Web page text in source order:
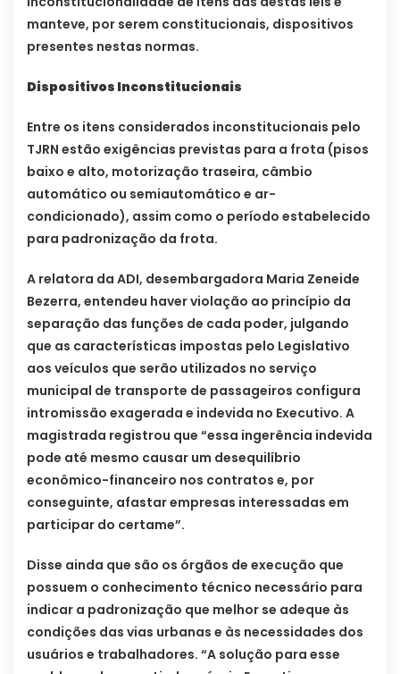
manteve, por serem constitucionais, dispositivos
presentes nestas normas.
Dispositivos Inconstitucionais
Entre os itens considerados inconstitucionais pelo
TJRN estão exigências previstas para a frota (pisos
baixo e alto, motorização traseira, câmbio
automático ou semiautomático e ar-
condicionado), assim como o período estabelecido
para padronização da frota.
A relatora da ADI, desembargadora Maria Zeneide
Bezerra, entendeu haver violação ao princípio da
separação das funções de cada poder, julgando
que as características impostas pelo Legislativo
aos veículos que serão utilizados no serviço
municipal de transporte de passageiros configura
intromissão exagerada e indevida no Executivo. A
magistrada registrou que “essa ingerência indevida
pode até mesmo causar um desequilíbrio
econômico-financeiro nos contratos e, por
conseguinte, afastar empresas interessadas em
participar do certame”.
Disse ainda que são os órgãos de execução que
possuem o conhecimento técnico necessário para
indicar a padronização que melhor se adeque às
condições das vias urbanas e às necessidades dos
usuários e trabalhadores. “A solução para esse